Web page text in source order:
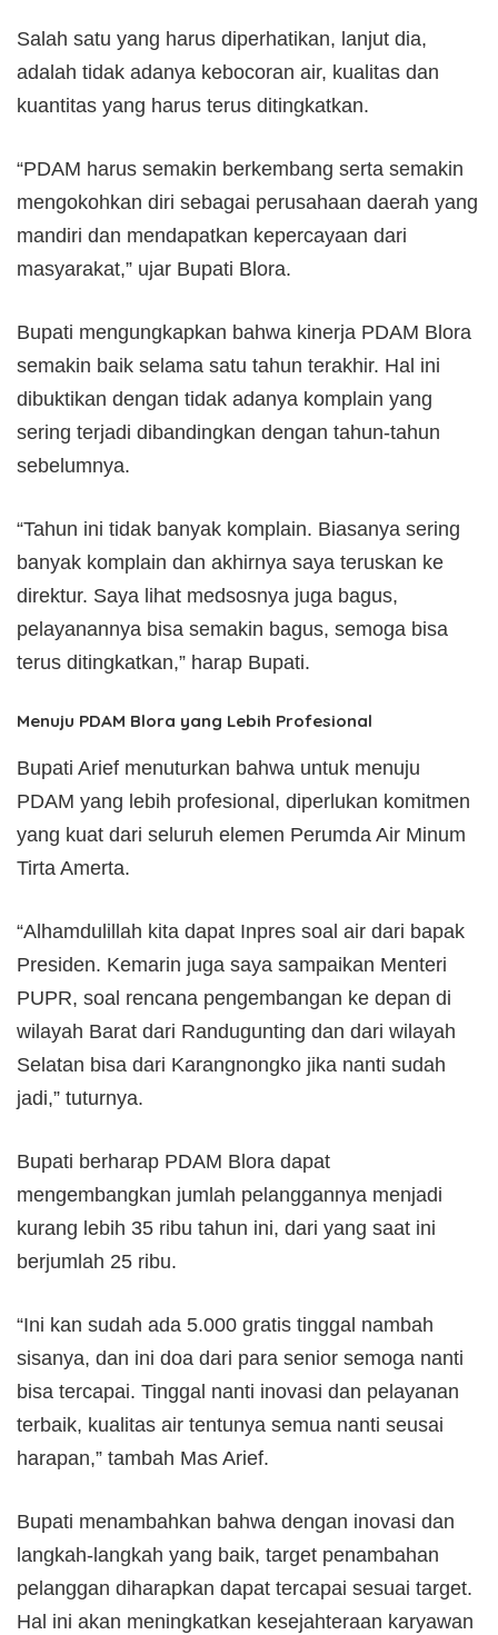
Salah satu yang harus diperhatikan, lanjut dia,
adalah tidak adanya kebocoran air, kualitas dan
kuantitas yang harus terus ditingkatkan.
“PDAM harus semakin berkembang serta semakin
mengokohkan diri sebagai perusahaan daerah yang
mandiri dan mendapatkan kepercayaan dari
masyarakat,” ujar Bupati Blora.
Bupati mengungkapkan bahwa kinerja PDAM Blora
semakin baik selama satu tahun terakhir. Hal ini
dibuktikan dengan tidak adanya komplain yang
sering terjadi dibandingkan dengan tahun-tahun
sebelumnya.
“Tahun ini tidak banyak komplain. Biasanya sering
banyak komplain dan akhirnya saya teruskan ke
direktur. Saya lihat medsosnya juga bagus,
pelayanannya bisa semakin bagus, semoga bisa
terus ditingkatkan,” harap Bupati.
Menuju PDAM Blora yang Lebih Profesional
Bupati Arief menuturkan bahwa untuk menuju
PDAM yang lebih profesional, diperlukan komitmen
yang kuat dari seluruh elemen Perumda Air Minum
Tirta Amerta.
“Alhamdulillah kita dapat Inpres soal air dari bapak
Presiden. Kemarin juga saya sampaikan Menteri
PUPR, soal rencana pengembangan ke depan di
wilayah Barat dari Randugunting dan dari wilayah
Selatan bisa dari Karangnongko jika nanti sudah
jadi,” tuturnya.
Bupati berharap PDAM Blora dapat
mengembangkan jumlah pelanggannya menjadi
kurang lebih 35 ribu tahun ini, dari yang saat ini
berjumlah 25 ribu.
“Ini kan sudah ada 5.000 gratis tinggal nambah
sisanya, dan ini doa dari para senior semoga nanti
bisa tercapai. Tinggal nanti inovasi dan pelayanan
terbaik, kualitas air tentunya semua nanti seusai
harapan,” tambah Mas Arief.
Bupati menambahkan bahwa dengan inovasi dan
langkah-langkah yang baik, target penambahan
pelanggan diharapkan dapat tercapai sesuai target.
Hal ini akan meningkatkan kesejahteraan karyawan